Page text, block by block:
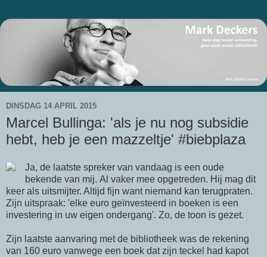
DINSDAG 14 APRIL 2015
Marcel Bullinga: 'als je nu nog subsidie
hebt, heb je een mazzeltje' #biebplaza
Ja, de laatste spreker van vandaag is een oude
bekende van mij. Al vaker mee opgetreden. Hij mag dit
keer als uitsmijter. Altijd fijn want niemand kan terugpraten.
Zijn uitspraak: 'elke euro geïnvesteerd in boeken is een
investering in uw eigen ondergang'. Zo, de toon is gezet.
Zijn laatste aanvaring met de bibliotheek was de rekening
van 160 euro vanwege een boek dat zijn teckel had kapot